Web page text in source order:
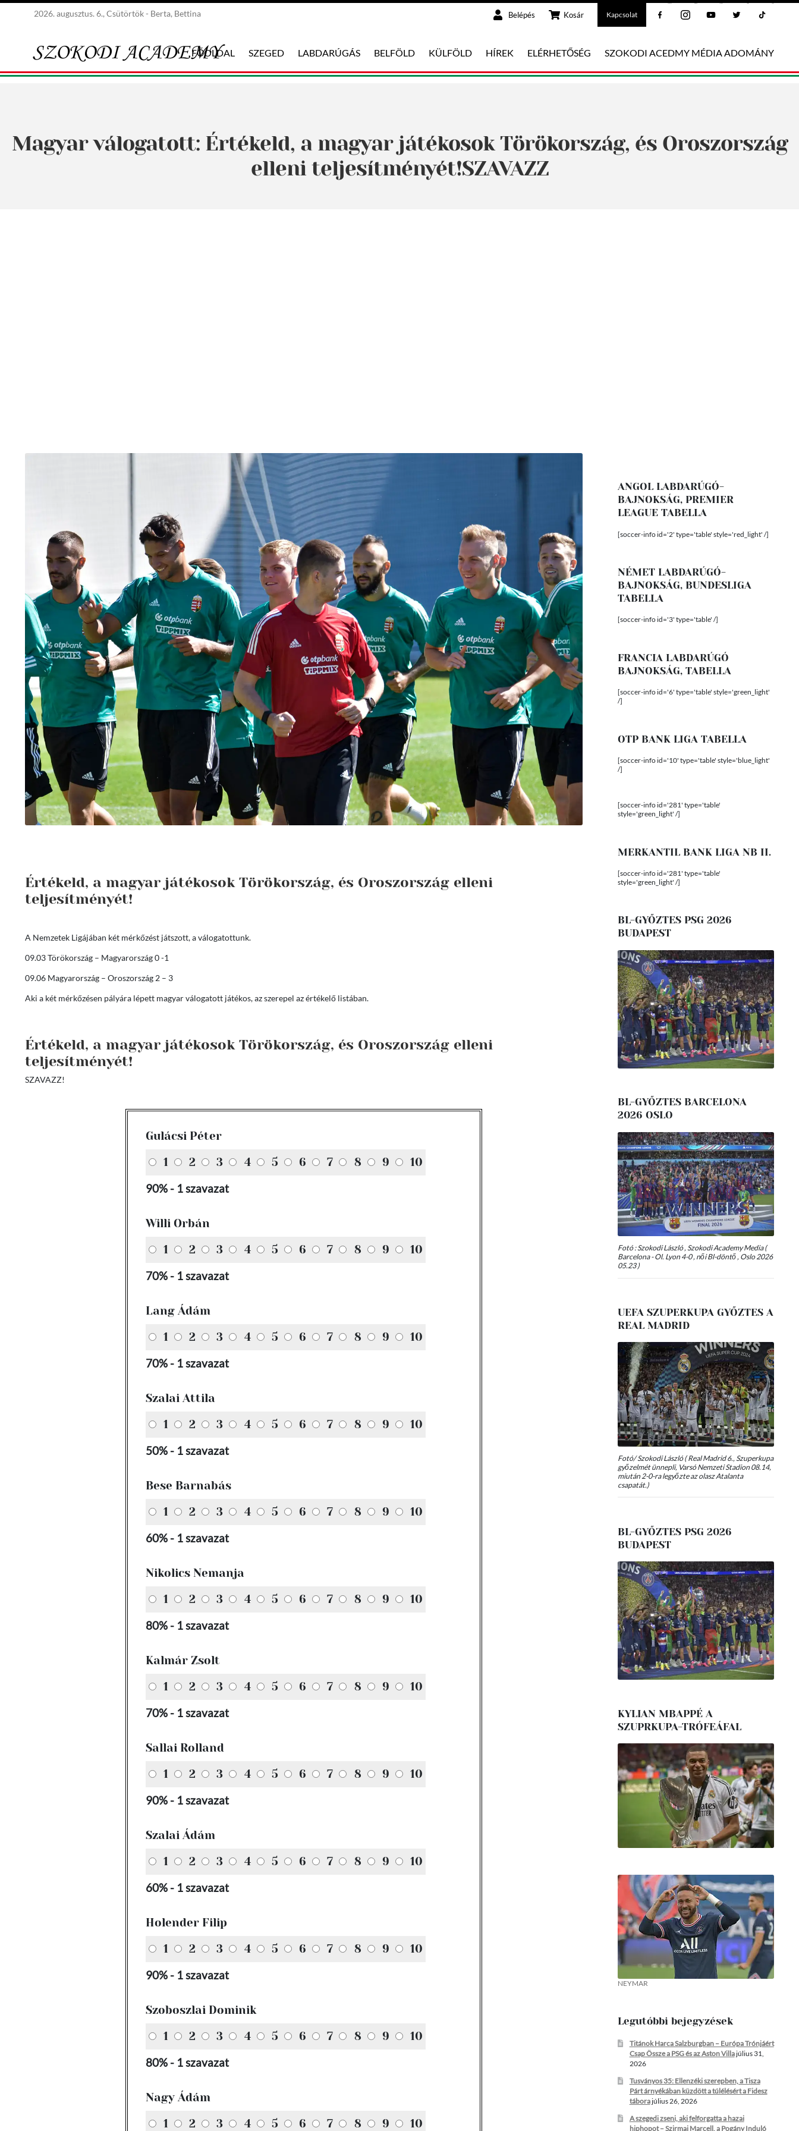
2026. augusztus. 6., Csütörtök - Berta, Bettina Belépés Kosár Kapcsolat
FŐOLDAL SZEGED LABDARÚGÁS BELFÖLD KÜLFÖLD HÍREK ELÉRHETŐSÉG SZOKODI ACEDMY MÉDIA ADOMÁNY
Magyar válogatott: Értékeld, a magyar játékosok Törökország, és Oroszország
elleni teljesítményét!SZAVAZZ
Értékeld, a magyar játékosok Törökország, és Oroszország elleni
teljesítményét!
A Nemzetek Ligájában két mérkőzést játszott, a válogatottunk.
09.03 Törökország – Magyarország 0 -1
09.06 Magyarország – Oroszország 2 – 3
Aki a két mérkőzésen pályára lépett magyar válogatott játékos, az szerepel az értékelő listában.
Értékeld, a magyar játékosok Törökország, és Oroszország elleni
teljesítményét!
SZAVAZZ!
Gulácsi Péter
1
2 3 4 5 6 7 8 9 10
90% - 1 szavazat
Willi Orbán
1
2 3 4 5 6 7 8 9 10
70% - 1 szavazat
Lang Ádám
1
2 3 4 5 6 7 8 9 10
70% - 1 szavazat
Szalai Attila
1
2 3 4 5 6 7 8 9 10
50% - 1 szavazat
Bese Barnabás
1
2 3 4 5 6 7 8 9 10
60% - 1 szavazat
Nikolics Nemanja
1
2 3 4 5 6 7 8 9 10
80% - 1 szavazat
Kalmár Zsolt
1
2 3 4 5 6 7 8 9 10
70% - 1 szavazat
Sallai Rolland
1
2 3 4 5 6 7 8 9 10
90% - 1 szavazat
Szalai Ádám
1
2 3 4 5 6 7 8 9 10
60% - 1 szavazat
Holender Filip
1
2 3 4 5 6 7 8 9 10
90% - 1 szavazat
Szoboszlai Dominik
1
2 3 4 5 6 7 8 9 10
80% - 1 szavazat
Nagy Ádám
1
2 3 4 5 6 7 8 9 10
ANGOL LABDARÚGÓ-
BAJNOKSÁG, PREMIER
LEAGUE TABELLA
[soccer-info id='2' type='table' style='red_light' /]
NÉMET LABDARÚGÓ-
BAJNOKSÁG, BUNDESLIGA
TABELLA
[soccer-info id='3' type='table' /]
FRANCIA LABDARÚGÓ
BAJNOKSÁG, TABELLA
[soccer-info id='6' type='table' style='green_light'
/]
OTP BANK LIGA TABELLA
[soccer-info id='10' type='table' style='blue_light'
/]
[soccer-info id='281' type='table'
style='green_light' /]
MERKANTIL BANK LIGA NB II.
[soccer-info id='281' type='table'
style='green_light' /]
BL-GYŐZTES PSG 2026
BUDAPEST
BL-GYŐZTES BARCELONA
2026 OSLO
Fotó : Szokodi László , Szokodi Academy Media (
Barcelona - Ol. Lyon 4-0 , női Bl-döntő , Oslo 2026
05.23 )
UEFA SZUPERKUPA GYŐZTES A
REAL MADRID
Fotó/ Szokodi László ( Real Madrid 6., Szuperkupa
győzelmét ünnepli, Varsó Nemzeti Stadion 08.14,
miután 2-0-ra legyőzte az olasz Atalanta
csapatát.)
BL-GYŐZTES PSG 2026
BUDAPEST
KYLIAN MBAPPÉ A
SZUPRKUPA-TRÓFEÁFAL
NEYMAR
Legutóbbi bejegyzések
Titánok Harca Salzburgban – Európa Trónjáért
Csap Össze a PSG és az Aston Villajúlius 31,
2026
Tusványos 35: Ellenzéki szerepben, a Tisza
Párt árnyékában küzdött a túlélésért a Fidesz
táborajúlius 26, 2026
A szegedi zseni, aki felforgatta a hazai
hiphopot – Szirmai Marcell, a Pogány Induló